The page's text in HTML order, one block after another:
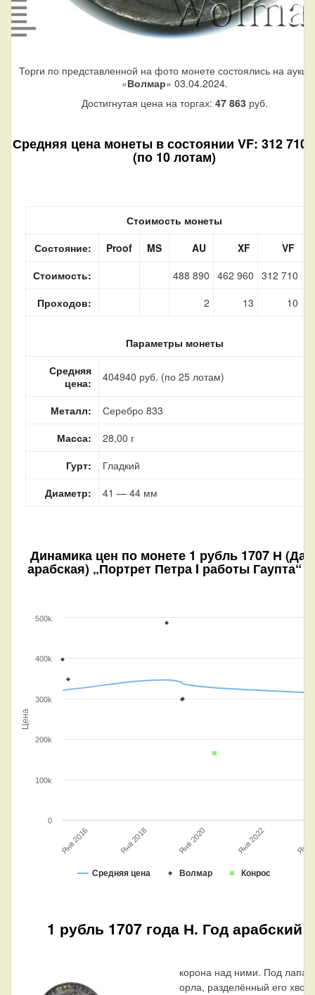
Торги по представленной на фото монете состоялись на
«Волмар» 03.04.2024.
Достигнутая цена на торгах: 47 863 руб.
Средняя цена монеты в состоянии VF: 312 710
(по 10 лотам)
Стоимость монеты
Состояние:
Proof MS AU XF VF
Стоимость:
488 890 462 960 312 710
Проходов:
2 13 10
Параметры монеты
Средняя
цена:
404940 руб. (по 25 лотам)
Металл:
Серебро 833
Масса:
28,00 г
Гурт:
Гладкий
Диаметр:
41 — 44 мм
Динамика цен по монете 1 рубль 1707 Н
арабская) „Портрет Петра I работы Гаупта“
Цена
Средняя цена Волмар Конрос
Янв 2016 Янв 2018 Янв 2020 Янв 2022 Янв
0
100k
200k
300k
400k
500k
1 рубль 1707 года Н. Год арабский
корона над ними. Под
орла, разделённый его